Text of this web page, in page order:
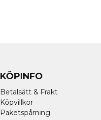
KÖPINFO
Betalsätt & Frakt
Köpvillkor
Paketspårning